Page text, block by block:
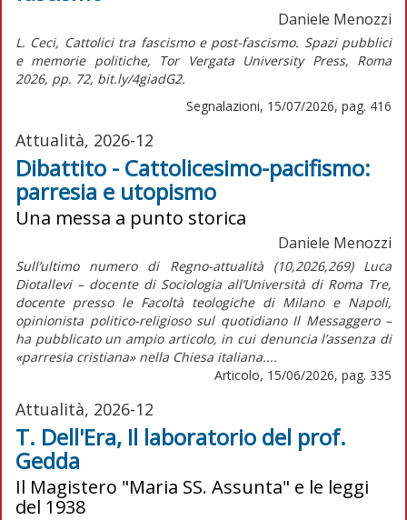
Daniele Menozzi
L. Ceci, Cattolici tra fascismo e post-fascismo. Spazi pubblici
e memorie politiche, Tor Vergata University Press, Roma
2026, pp. 72, bit.ly/4giadG2.
Segnalazioni, 15/07/2026, pag. 416
Attualità, 2026-12
Dibattito - Cattolicesimo-pacifismo:
parresia e utopismo
Una messa a punto storica
Daniele Menozzi
Sull’ultimo numero di Regno-attualità (10,2026,269) Luca
Diotallevi – docente di Sociologia all’Università di Roma Tre,
docente presso le Facoltà teologiche di Milano e Napoli,
opinionista politico-religioso sul quotidiano Il Messaggero –
ha pubblicato un ampio articolo, in cui denuncia l’assenza di
«parresia cristiana» nella Chiesa italiana....
Articolo, 15/06/2026, pag. 335
Attualità, 2026-12
T. Dell'Era, Il laboratorio del prof.
Gedda
Il Magistero "Maria SS. Assunta" e le leggi
del 1938